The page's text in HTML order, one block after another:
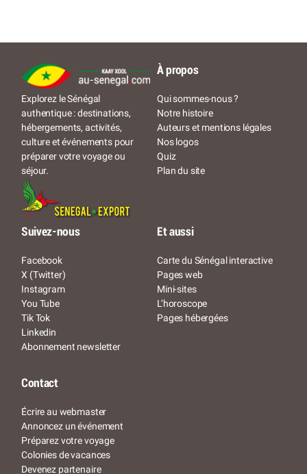
Explorez le Sénégal
authentique : destinations,
hébergements, activités,
culture et événements pour
préparer votre voyage ou
séjour.
À propos
Qui sommes-nous ?
Notre histoire
Auteurs et mentions légales
Nos logos
Quiz
Plan du site
Suivez-nous
Facebook
X (Twitter)
Instagram
You Tube
Tik Tok
Linkedin
Abonnement newsletter
Et aussi
Carte du Sénégal interactive
Pages web
Mini-sites
L’horoscope
Pages hébergées
Contact
Écrire au webmaster
Annoncez un événement
Préparez votre voyage
Colonies de vacances
Devenez partenaire